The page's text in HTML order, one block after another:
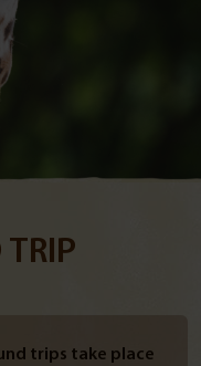
TRIP
trips take place